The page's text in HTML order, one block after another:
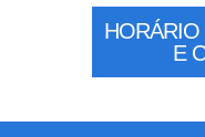
HORÁRIO
E